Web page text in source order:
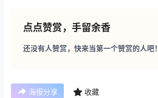
点点赞赏，手留余香
还没有人赞赏，快来当第一个赞赏的人吧！
海报分享 收藏